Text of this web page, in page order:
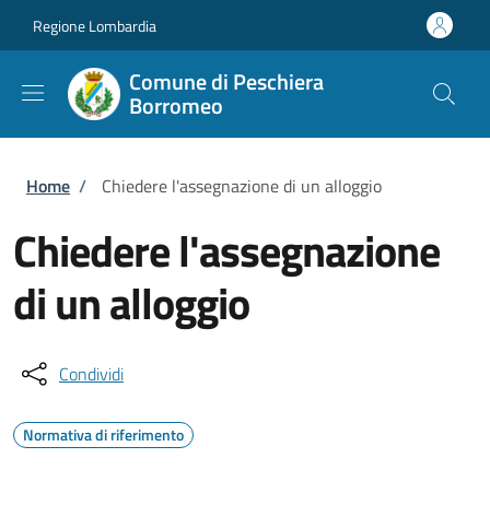
Regione Lombardia
Comune di Peschiera
Borromeo
Briciole di pane
Home / Chiedere l'assegnazione di un alloggio
Chiedere l'assegnazione
di un alloggio
Condividi
Normativa di riferimento